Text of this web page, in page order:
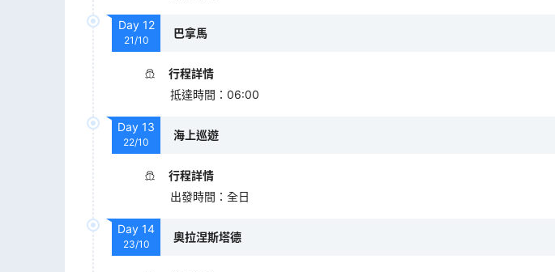
Day 12
21/10
巴拿馬
行程詳情
抵達時間 ： 06:00
Day 13
22/10
海上巡遊
行程詳情
出發時間 ： 全日
Day 14
23/10
奧拉涅斯塔德